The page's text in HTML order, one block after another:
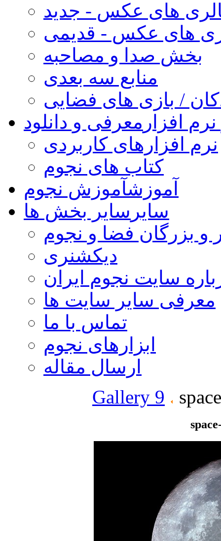
های عکس - جدید
های عکس - قدیمی
بخش صدا و مصاحبه
منابع سه بعدی
/ بازی های فضایی
افزار معرفی و دانلود
نرم افزارهای کاربردی
کتاب های نجوم
آموزشآموزش نجوم
سایر سایر بخش ها
و بزرگان فضا و نجوم
دیکشنری
سایت نجوم ایران
معرفی سایر سایت ها
تماس با ما
ابزارهای نجوم
ارسال مقاله
Gallery 9